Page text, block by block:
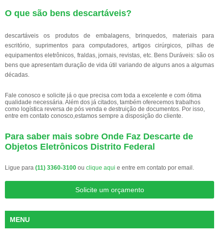
O que são bens descartáveis?
descartáveis os produtos de embalagens, brinquedos, materiais para
escritório, suprimentos para computadores, artigos cirúrgicos, pilhas de
equipamentos eletrônicos, fraldas, jornais, revistas, etc. Bens Duráveis: são os
bens que apresentam duração de vida útil variando de alguns anos a algumas
décadas.
Fale conosco e solicite já o que precisa com toda a excelente e com ótima
qualidade necessária. Além dos já citados, também oferecemos trabalhos
como logística reversa de pós venda e destruição de documentos. Por isso,
entre em contato conosco,estamos sempre a disposição do cliente.
Para saber mais sobre Onde Faz Descarte de
Objetos Eletrônicos Distrito Federal
Ligue para (11) 3360-3100 ou clique aqui e entre em contato por email.
Solicite um orçamento
MENU